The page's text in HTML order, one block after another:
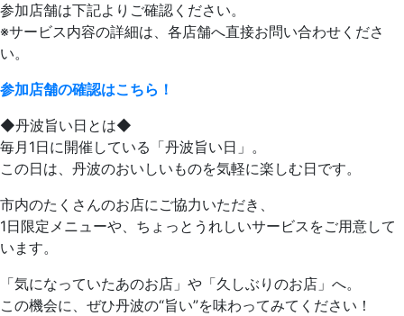
参加店舗は下記よりご確認ください。
※サービス内容の詳細は、各店舗へ直接お問い合わせくださ
い。
参加店舗の確認はこちら！
◆丹波旨い日とは◆
毎月1日に開催している「丹波旨い日」。
この日は、丹波のおいしいものを気軽に楽しむ日です。
市内のたくさんのお店にご協力いただき、
1日限定メニューや、ちょっとうれしいサービスをご用意して
います。
「気になっていたあのお店」や「久しぶりのお店」へ。
この機会に、ぜひ丹波の“旨い”を味わってみてください！